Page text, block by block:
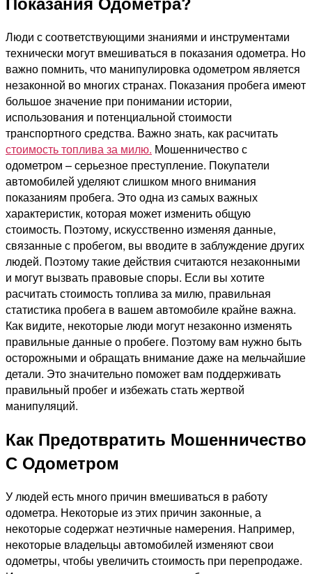
Люди с соответствующими знаниями и инструментами
технически могут вмешиваться в показания одометра. Но
важно помнить, что манипулировка одометром является
незаконной во многих странах. Показания пробега имеют
большое значение при понимании истории,
использования и потенциальной стоимости
транспортного средства. Важно знать, как расчитать
стоимость топлива за милю. Мошенничество с
одометром – серьезное преступление. Покупатели
автомобилей уделяют слишком много внимания
показаниям пробега. Это одна из самых важных
характеристик, которая может изменить общую
стоимость. Поэтому, искусственно изменяя данные,
связанные с пробегом, вы вводите в заблуждение других
людей. Поэтому такие действия считаются незаконными
и могут вызвать правовые споры. Если вы хотите
расчитать стоимость топлива за милю, правильная
статистика пробега в вашем автомобиле крайне важна.
Как видите, некоторые люди могут незаконно изменять
правильные данные о пробеге. Поэтому вам нужно быть
осторожными и обращать внимание даже на мельчайшие
детали. Это значительно поможет вам поддерживать
правильный пробег и избежать стать жертвой
манипуляций.
Как Предотвратить Мошенничество
С Одометром
У людей есть много причин вмешиваться в работу
одометра. Некоторые из этих причин законные, а
некоторые содержат неэтичные намерения. Например,
некоторые владельцы автомобилей изменяют свои
одометры, чтобы увеличить стоимость при перепродаже.